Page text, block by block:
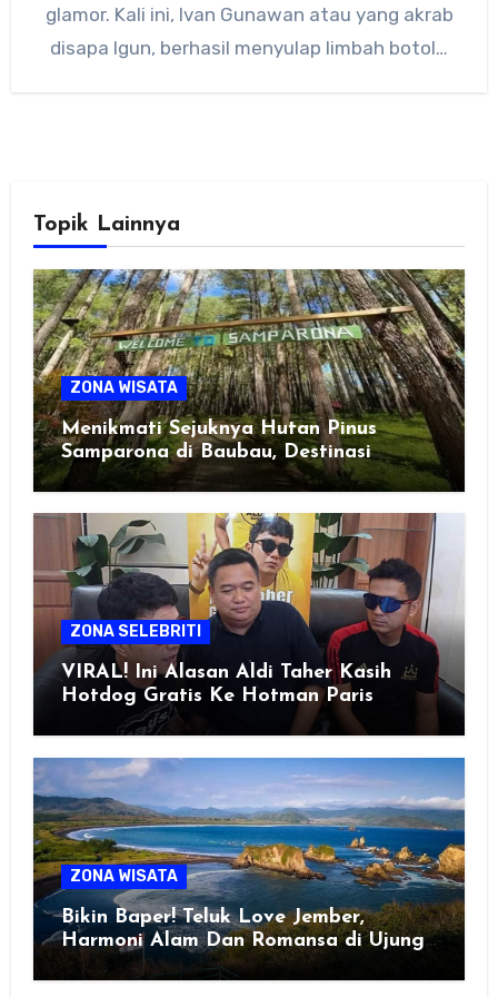
glamor. Kali ini, Ivan Gunawan atau yang akrab
disapa Igun, berhasil menyulap limbah botol…
Topik Lainnya
ZONA WISATA
Menikmati Sejuknya Hutan Pinus
Samparona di Baubau, Destinasi
Healing Favorit!
ZONA SELEBRITI
VIRAL! Ini Alasan Aldi Taher Kasih
Hotdog Gratis Ke Hotman Paris
ZONA WISATA
Bikin Baper! Teluk Love Jember,
Harmoni Alam Dan Romansa di Ujung
Selatan Jawa